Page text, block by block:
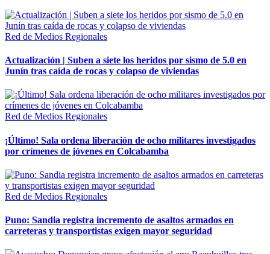
Red de Medios Regionales
Actualización | Suben a siete los heridos por sismo de 5.0 en
Junín tras caída de rocas y colapso de viviendas
Red de Medios Regionales
¡Último! Sala ordena liberación de ocho militares investigados
por crímenes de jóvenes en Colcabamba
Red de Medios Regionales
Puno: Sandia registra incremento de asaltos armados en
carreteras y transportistas exigen mayor seguridad